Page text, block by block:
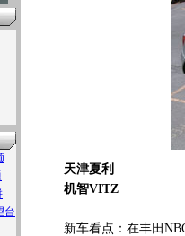
台
天津夏利
机智VITZ
新车看点：在丰田